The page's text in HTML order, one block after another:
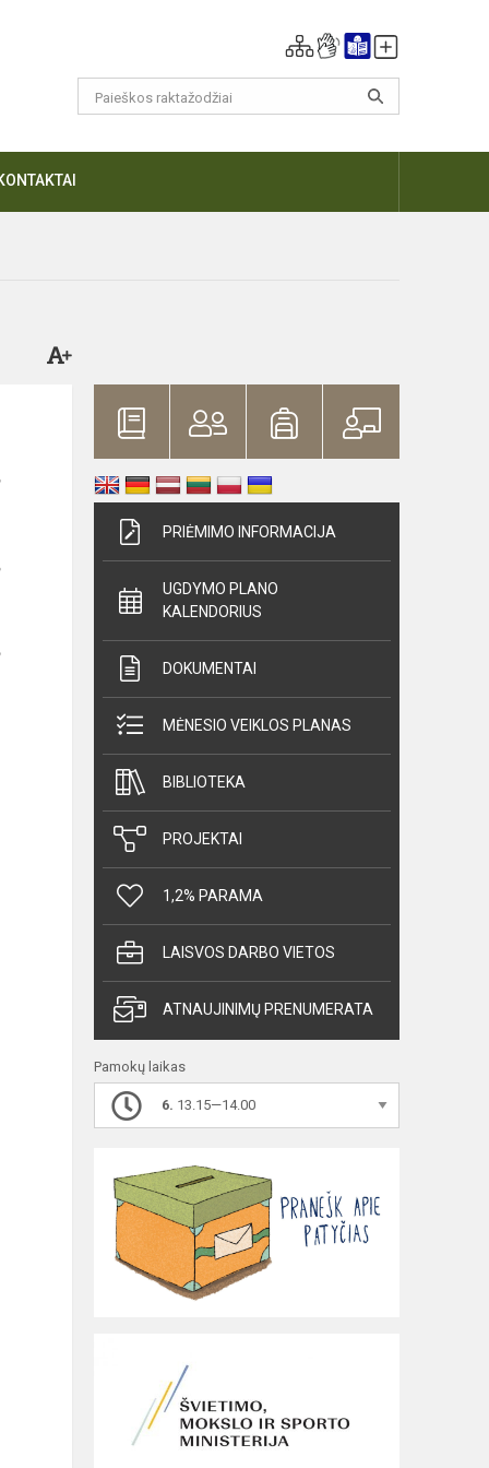
PRIĖMIMO INFORMACIJA
UGDYMO PLANO
KALENDORIUS
DOKUMENTAI
MĖNESIO VEIKLOS PLANAS
BIBLIOTEKA
PROJEKTAI
1,2% PARAMA
LAISVOS DARBO VIETOS
ATNAUJINIMŲ PRENUMERATA
Pamokų laikas
6. 13.15—14.00